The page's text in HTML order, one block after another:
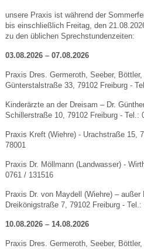
unsere Praxis ist während der
bis einschließlich Freitag, den
zu den üblichen Sprechstundenzeiten:
03.08.2026 – 07.08.2026
Praxis Dres. Germeroth, Seeber,
Günterstalstraße 33, 79102 Freiburg -
Kinderärzte an der Dreisam – Dr.
Schillerstraße 10, 79102 Freiburg - Tel.:
Praxis Kreft (Wiehre) - Urachstraße 15,
78001
Praxis Dr. Möllmann (Landwasser) -
0761 / 131516
Praxis Dr. von Maydell (Wiehre) –
Dreikönigstraße 7, 79102 Freiburg -
10.08.2026 – 14.08.2026
Praxis Dres. Germeroth, Seeber,